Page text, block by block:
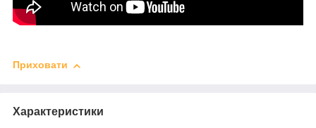
Приховати
Характеристики